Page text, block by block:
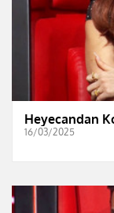
Heyecandan
16/03/2025